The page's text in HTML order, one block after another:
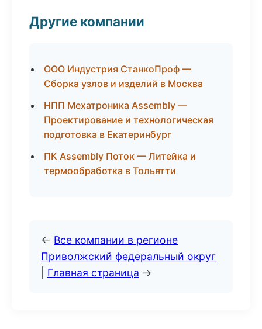
Другие компании
ООО Индустрия СтанкоПроф —
Сборка узлов и изделий в Москва
НПП Мехатроника Assembly —
Проектирование и технологическая
подготовка в Екатеринбург
ПК Assembly Поток — Литейка и
термообработка в Тольятти
← Все компании в регионе
Приволжский федеральный округ
Главная страница →